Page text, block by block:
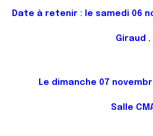
Date à retenir : le samedi 06
Giraud ,
Le dimanche 07
Salle